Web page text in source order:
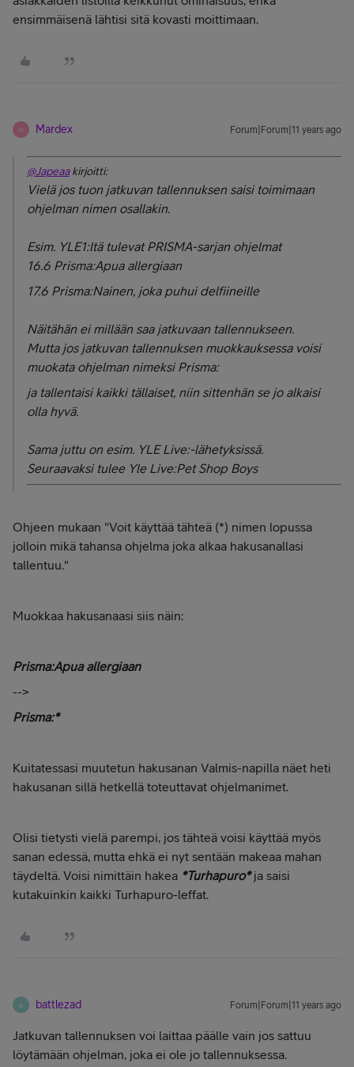
ensimmäisenä lähtisi sitä kovasti moittimaan.
M Mardex Forum|Forum|11 years ago
@Japeaakirjoitti:
Vielä jos tuon jatkuvan tallennuksen saisi toimimaan
ohjelman nimen osallakin.
Esim. YLE1:ltä tulevat PRISMA-sarjan ohjelmat
16.6 Prisma:Apua allergiaan
17.6 Prisma:Nainen, joka puhui delfiineille
Näitähän ei millään saa jatkuvaan tallennukseen.
Mutta jos jatkuvan tallennuksen muokkauksessa voisi
muokata ohjelman nimeksi Prisma:
ja tallentaisi kaikki tällaiset, niin sittenhän se jo alkaisi
olla hyvä.
Sama juttu on esim. YLE Live:-lähetyksissä.
Seuraavaksi tulee Yle Live:Pet Shop Boys
Ohjeen mukaan "Voit käyttää tähteä (*) nimen lopussa
jolloin mikä tahansa ohjelma joka alkaa hakusanallasi
tallentuu."
Muokkaa hakusanaasi siis näin:
Prisma:Apua allergiaan
-->
Prisma:*
Kuitatessasi muutetun hakusanan Valmis-napilla näet heti
hakusanan sillä hetkellä toteuttavat ohjelmanimet.
Olisi tietysti vielä parempi, jos tähteä voisi käyttää myös
sanan edessä, mutta ehkä ei nyt sentään makeaa mahan
täydeltä. Voisi nimittäin hakea *Turhapuro*ja saisi
kutakuinkin kaikki Turhapuro-leffat.
B battlezad Forum|Forum|11 years ago
Jatkuvan tallennuksen voi laittaa päälle vain jos sattuu
löytämään ohjelman, joka ei ole jo tallennuksessa.